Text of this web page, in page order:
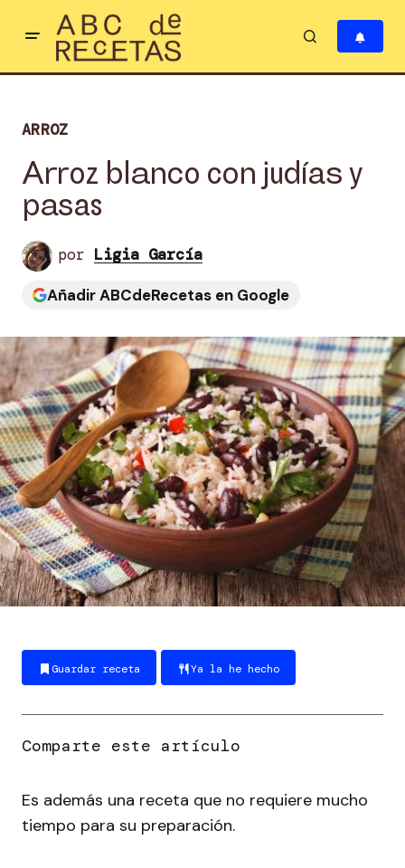
ARROZ
Arroz blanco con judías y
pasas
por Ligia García
Añadir ABCdeRecetas en Google
Guardar receta Ya la he hecho
Es además una receta que no requiere mucho
tiempo para su preparación.